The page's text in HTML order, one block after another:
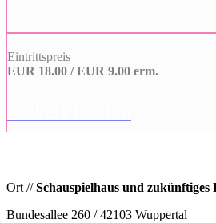
Eintrittspreis
EUR 18.00 / EUR 9.00 erm.
Ort //Schauspielhaus und
Bundesallee 260 / 42103 Wuppertal